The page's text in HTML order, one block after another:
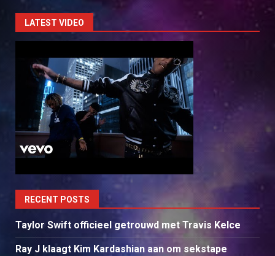
LATEST VIDEO
RECENT POSTS
Taylor Swift officieel getrouwd met Travis Kelce
Ray J klaagt Kim Kardashian aan om sekstape